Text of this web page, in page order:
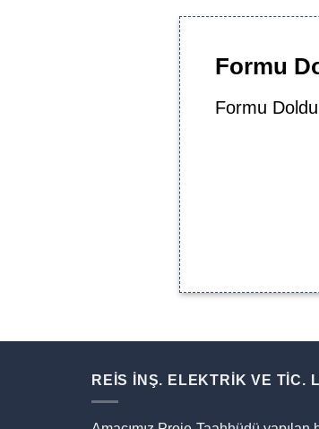
Formu
Formu
REİS İNŞ. ELEKTRİK VE TİC.